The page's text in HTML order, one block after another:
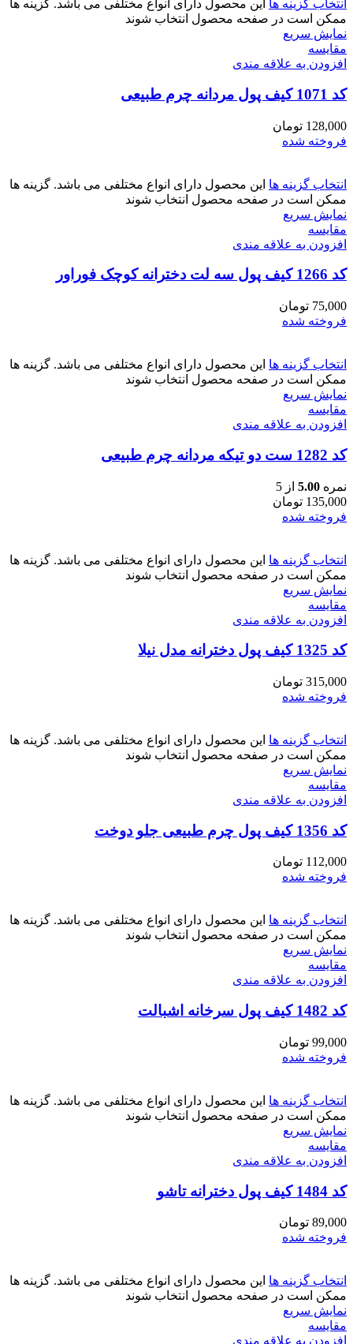
انتخاب گزینه ها این محصول دارای انواع مختلفی می باشد. گزینه ها
ممکن است در صفحه محصول انتخاب شوند
نمایش سریع
مقايسه
افزودن به علاقه مندی
کد 1071 کیف پول مردانه چرم طبیعی
128,000 تومان
فروخته شده
انتخاب گزینه ها این محصول دارای انواع مختلفی می باشد. گزینه ها
ممکن است در صفحه محصول انتخاب شوند
نمایش سریع
مقايسه
افزودن به علاقه مندی
کد 1266 کیف پول سه لت دخترانه کوچک فوراور
75,000 تومان
فروخته شده
انتخاب گزینه ها این محصول دارای انواع مختلفی می باشد. گزینه ها
ممکن است در صفحه محصول انتخاب شوند
نمایش سریع
مقايسه
افزودن به علاقه مندی
کد 1282 ست دو تیکه مردانه چرم طبیعی
نمره 5.00 از 5
135,000 تومان
فروخته شده
انتخاب گزینه ها این محصول دارای انواع مختلفی می باشد. گزینه ها
ممکن است در صفحه محصول انتخاب شوند
نمایش سریع
مقايسه
افزودن به علاقه مندی
کد 1325 کیف پول دخترانه مدل نیلا
315,000 تومان
فروخته شده
انتخاب گزینه ها این محصول دارای انواع مختلفی می باشد. گزینه ها
ممکن است در صفحه محصول انتخاب شوند
نمایش سریع
مقايسه
افزودن به علاقه مندی
کد 1356 کیف پول چرم طبیعی جلو دوخت
112,000 تومان
فروخته شده
انتخاب گزینه ها این محصول دارای انواع مختلفی می باشد. گزینه ها
ممکن است در صفحه محصول انتخاب شوند
نمایش سریع
مقايسه
افزودن به علاقه مندی
کد 1482 کیف پول سرخانه اشبالت
99,000 تومان
فروخته شده
انتخاب گزینه ها این محصول دارای انواع مختلفی می باشد. گزینه ها
ممکن است در صفحه محصول انتخاب شوند
نمایش سریع
مقايسه
افزودن به علاقه مندی
کد 1484 کیف پول دخترانه تاشو
89,000 تومان
فروخته شده
انتخاب گزینه ها این محصول دارای انواع مختلفی می باشد. گزینه ها
ممکن است در صفحه محصول انتخاب شوند
نمایش سریع
مقايسه
افزودن به علاقه مندی